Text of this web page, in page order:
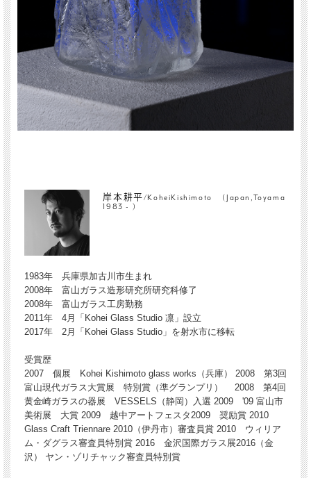
岸本耕平/KoheiKishimoto (Japan,Toyama
1983 - )
1983年 兵庫県加古川市生まれ
2008年 富山ガラス造形研究所研究科修了
2008年 富山ガラス工房勤務
2011年 4月「Kohei Glass Studio 凛」設立
2017年 2月「Kohei Glass Studio」を射水市に移転
受賞歴
2007 個展 Kohei Kishimoto glass works（兵庫） 2008 第3回
富山現代ガラス大賞展 特別賞（準グランプリ） 2008 第4回
黄金崎ガラスの器展 VESSELS（静岡）入選 2009 '09 富山市
美術展 大賞 2009 越中アートフェスタ2009 奨励賞 2010
Glass Craft Triennare 2010（伊丹市）審査員賞 2010 ウィリア
ム・ダグラス審査員特別賞 2016 金沢国際ガラス展2016（金
沢） ヤン・ゾリチャック審査員特別賞